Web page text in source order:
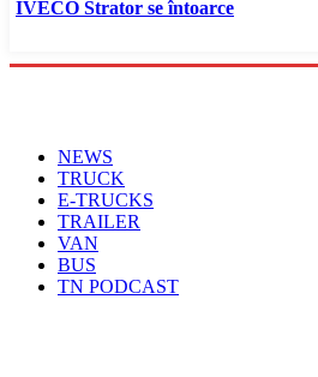
IVECO Strator se întoarce
NEWS
TRUCK
E-TRUCKS
TRAILER
VAN
BUS
TN PODCAST